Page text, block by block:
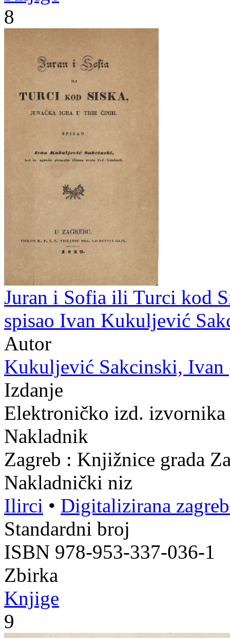
8
Juran i Sofia ili Turci kod
spisao Ivan Kukuljević
Autor
Kukuljević Sakcinski, Ivan
Izdanje
Elektroničko izd.
Nakladnik
Zagreb : Knjižnice grada
Nakladnički niz
Ilirci • Digitalizirana
Standardni broj
ISBN 978-953-337-036-1
Zbirka
Knjige
9